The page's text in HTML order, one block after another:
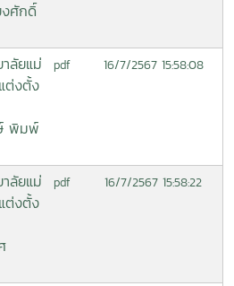
งศักดิ์
ลัยแม่
ต่งตั้ง
พิมพ์
pdf 16/7/2567 15:58:08
ลัยแม่
ต่งตั้ง
pdf 16/7/2567 15:58:22